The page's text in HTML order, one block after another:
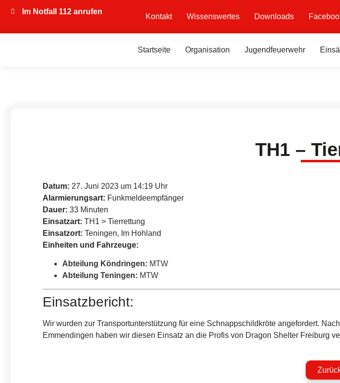
Im Notfall 112 anrufen
Kontakt Wissenswertes Downloads
Startseite Organisation Jugendfeuerwehr
TH1 –
Datum: 27. Juni 2023 um 14:19 Uhr
Alarmierungsart: Funkmeldeempfänger
Dauer: 33 Minuten
Einsatzart: TH1 > Tierrettung
Einsatzort: Teningen, Im Hohland
Einheiten und Fahrzeuge:
Abteilung Köndringen: MTW
Abteilung Teningen: MTW
Einsatzbericht:
Wir wurden zur Transportunterstützung für eine Schnappschildkröte angefordert.
Emmendingen haben wir diesen Einsatz an die Profis von Dragon Shelter Freiburg